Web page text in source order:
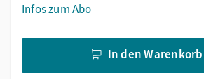
Infos zum Abo
In den Warenkorb